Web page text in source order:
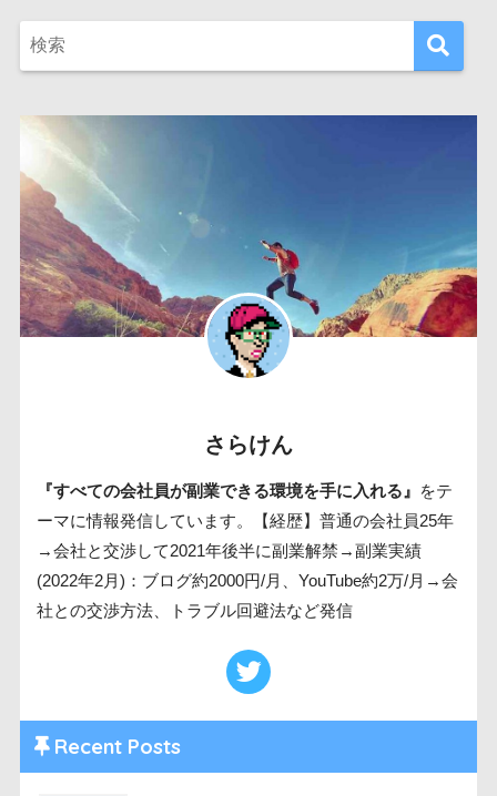
さらけん
『すべての会社員が副業できる環境を手に入れる』
をテ
ーマに情報発信しています。【経歴】普通の会社員25年
→会社と交渉して2021年後半に副業解禁→副業実績
(2022年2月)：ブログ約2000円/月、YouTube約2万/月→会
社との交渉方法、トラブル回避法など発信
Recent Posts